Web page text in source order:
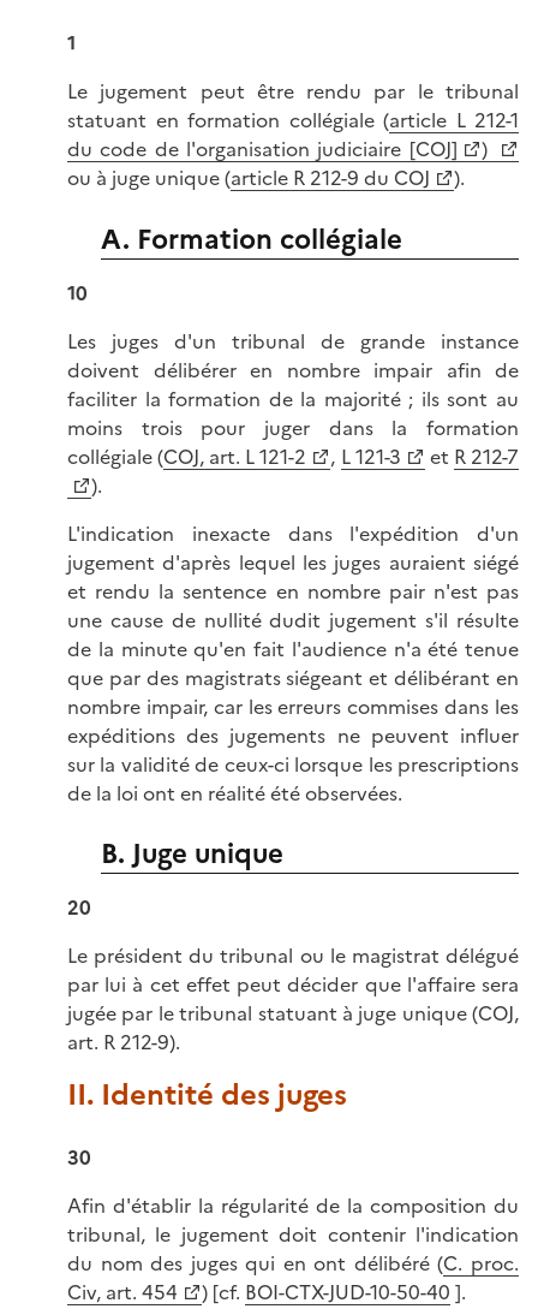
1
Le jugement peut être rendu par le tribunal
statuant en formation collégiale (article L 212-1
du code de l'organisation judiciaire [COJ]
)
ou à juge unique (article R 212-9 du COJ ).
A. Formation collégiale
10
Les juges d'un tribunal de grande instance
doivent délibérer en nombre impair afin de
faciliter la formation de la majorité ; ils sont au
moins trois pour juger dans la formation
collégiale (COJ, art. L 121-2 , L 121-3 et R 212-7
).
L'indication inexacte dans l'expédition d'un
jugement d'après lequel les juges auraient siégé
et rendu la sentence en nombre pair n'est pas
une cause de nullité dudit jugement s'il résulte
de la minute qu'en fait l'audience n'a été tenue
que par des magistrats siégeant et délibérant en
nombre impair, car les erreurs commises dans les
expéditions des jugements ne peuvent influer
sur la validité de ceux-ci lorsque les prescriptions
de la loi ont en réalité été observées.
B. Juge unique
20
Le président du tribunal ou le magistrat délégué
par lui à cet effet peut décider que l'affaire sera
jugée par le tribunal statuant à juge unique (COJ,
art. R 212-9).
II. Identité des juges
30
Afin d'établir la régularité de la composition du
tribunal, le jugement doit contenir l'indication
du nom des juges qui en ont délibéré (C. proc.
Civ, art. 454
) [cf. BOI-CTX-JUD-10-50-40 ].